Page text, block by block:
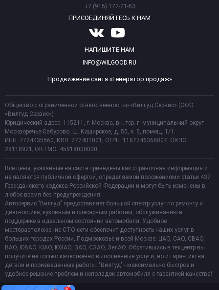
+7 (915) 172-21-53
ПРИСОЕДИНЯЙТЕСЬ К НАМ
НАПИШИТЕ НАМ
INFO@WILGOOD.RU
Продвижение сайта «Генератор продаж»
Общество с ограниченной ответственностью «Вилгуд Сервис» (ООО
«Вилгуд Сервис»)
Юридический адрес: 115211, г. Москва, вн. тер. г. муниципальный округ
Москворечье-Сабурово, Ш. Каширское, д. 55, к. 5, помещ. 1/1.
ИНН: 7724435560, КПП: 772401001, ОГРН: 1187746366807, ОКПО:
28118921; ОКТМО: 45918000000
Все цены, указанные на сайте приведены как справочная информация и
не являются публичной офертой, определяемой положениями статьи 437
Гражданского кодекса Российской Федерации и могут быть изменены в
любое время без предупреждения.
Автосервис "Вилгуд" предоставляет большой спектр услуг по ремонту и
диагностике, кузовным и слесарным работам, обслуживанию и
поддержке в идеальном состоянии автомобиля. Удобное
месторасположение СТО сети обеспечит доступность наших услуг в
больших городах России, Подмосковье и всей Москве: ЦАО, САО, СВАО,
ВАО, ЮВАО, ЮАО, ЮЗАО, ЗАО, СЗАО, ЗелАО. Обратившись в техцентр вы
получите не только качественно выполненные услуги, но и гарантию на
детали и произведенные работы. "Вилгуд" - максимально быстрое и
удобное решение проблем и неполадок автомобиля с гарантией качества!